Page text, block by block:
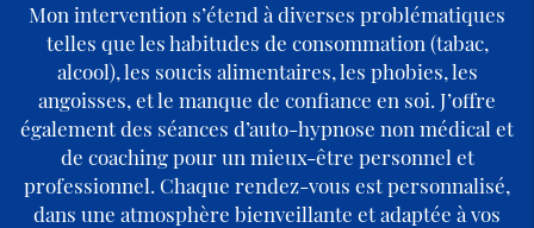
Mon intervention s’étend à diverses problématiques
telles que les habitudes de consommation (tabac,
alcool), les soucis alimentaires, les phobies, les
angoisses, et le manque de confiance en soi. J’offre
également des séances d’auto-hypnose non médical et
de coaching pour un mieux-être personnel et
professionnel. Chaque rendez-vous est personnalisé,
dans une atmosphère bienveillante et adaptée à vos